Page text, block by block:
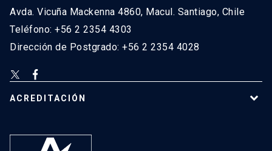
Avda. Vicuña Mackenna 4860, Macul. Santiago, Chile
Teléfono: +56 2 2354 4303
Dirección de Postgrado: +56 2 2354 4028
ACREDITACIÓN